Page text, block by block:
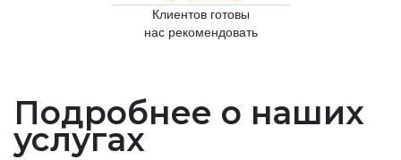
Клиентов готовы
нас рекомендовать
Подробнее о наших
услугах